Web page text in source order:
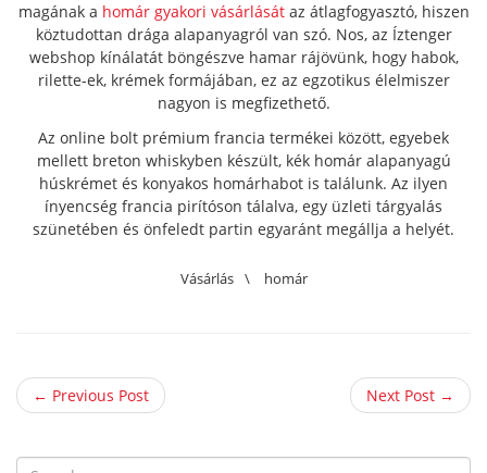
magának a homár gyakori vásárlásátaz átlagfogyasztó, hiszen
köztudottan drága alapanyagról van szó. Nos, az Íztenger
webshop kínálatát böngészve hamar rájövünk, hogy habok,
rilette-ek, krémek formájában, ez az egzotikus élelmiszer
nagyon is megfizethető.
Az online bolt prémium francia termékei között, egyebek
mellett breton whiskyben készült, kék homár alapanyagú
húskrémet és konyakos homárhabot is találunk. Az ilyen
ínyencség francia pirítóson tálalva, egy üzleti tárgyalás
szünetében és önfeledt partin egyaránt megállja a helyét.
Vásárlás \ homár
← Previous Post Next Post →